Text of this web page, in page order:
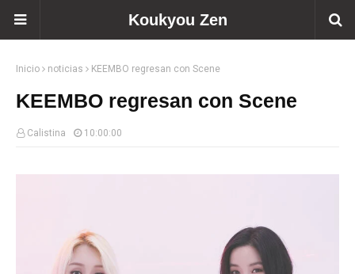
Koukyou Zen
Inicio noticias KEEMBO regresan con Scene
KEEMBO regresan con Scene
Calistina 10:00:00